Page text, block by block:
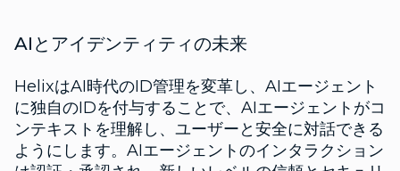
AIとアイデンティティの未来
HelixはAI時代のID管理を変革し、AIエージェント
に独自のIDを付与することで、AIエージェントがコ
ンテキストを理解し、ユーザーと安全に対話できる
ようにします。AIエージェントのインタラクション